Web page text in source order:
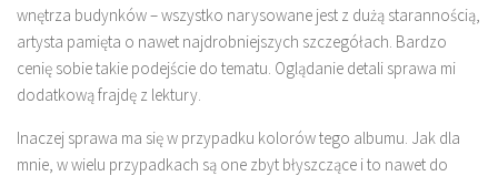
wnętrza budynków – wszystko narysowane jest z dużą starannością,
artysta pamięta o nawet najdrobniejszych szczegółach. Bardzo
cenię sobie takie podejście do tematu. Oglądanie detali sprawa mi
dodatkową frajdę z lektury.
Inaczej sprawa ma się w przypadku kolorów tego albumu. Jak dla
mnie, w wielu przypadkach są one zbyt błyszczące i to nawet do